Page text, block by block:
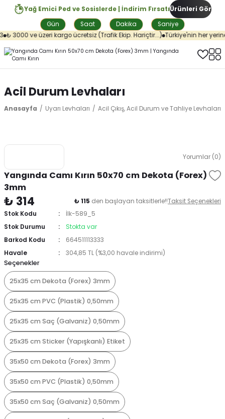
Yağ Emici Ped ve Sosislerde | İndirim Fırsatı
Gün
Saat Dakika Saniye
Ürünleri Gör
₺ 3000 ve üzeri kargo ücretsiz (Trafik Ekip. Hariçtir...) Türkiye'nin her
Acil Durum Levhaları
Anasayfa Uyarı Levhaları Acil Çıkış, Acil Durum ve Tahliye Levhaları
Yorumlar (0)
Yangında Camı Kırın 50x70 cm Dekota (Forex)
3mm
₺ 314 ₺ 115 den başlayan taksitlerle!!Taksit Seçenekleri
Stok Kodu
İlk-589_5
Stok Durumu
Stokta var
Barkod Kodu
664511113333
Havale
304,85 TL (%3,00 havale indirimi)
Seçenekler
25x35 cm Dekota (Forex) 3mm
25x35 cm PVC (Plastik) 0,50mm
25x35 cm Saç (Galvaniz) 0,50mm
25x35 cm Sticker (Yapışkanlı) Etiket
35x50 cm Dekota (Forex) 3mm
35x50 cm PVC (Plastik) 0,50mm
35x50 cm Saç (Galvaniz) 0,50mm